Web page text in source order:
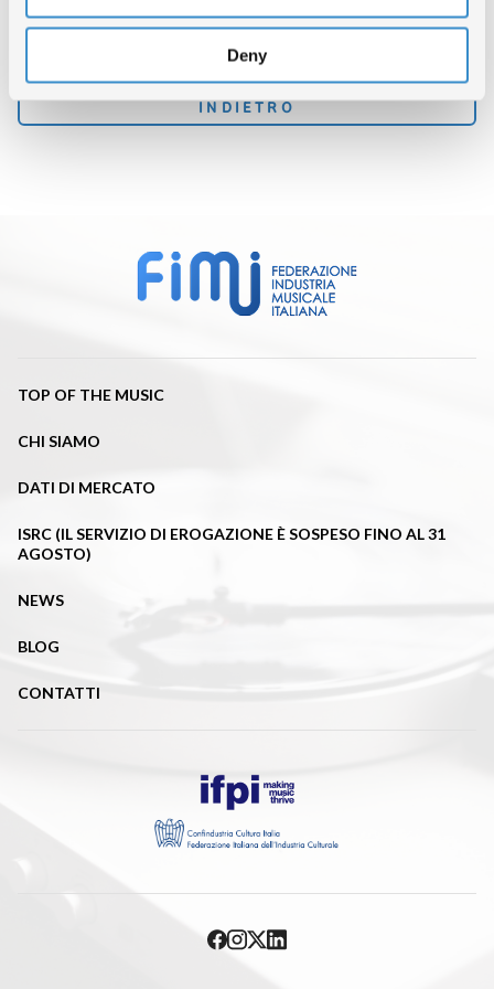
Deny
CONDIVIDI ARTICOLO
INDIETRO
TOP OF THE MUSIC
CHI SIAMO
DATI DI MERCATO
ISRC (IL SERVIZIO DI EROGAZIONE È SOSPESO FINO AL 31
AGOSTO)
NEWS
BLOG
CONTATTI